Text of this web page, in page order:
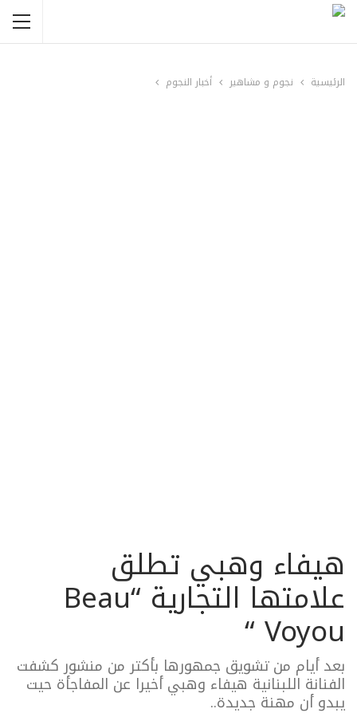
الرئيسية نجوم و مشاهير أخبار النجوم
هيفاء وهبي تطلق
علامتها التجارية “Beau
Voyou “
بعد أيام من تشويق جمهورها بأكتر من منشور كشفت
الفنانة اللبنانية هيفاء وهبي أخيرا عن المفاجأة حيت
يبدو أن مهنة جديدة..